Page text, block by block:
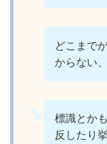
どこまで
からない
標識とか
反したり